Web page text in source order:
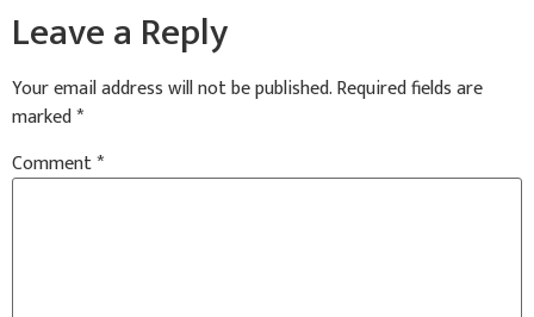
Leave a Reply
Your email address will not be published.Required fields are
marked*
Comment*